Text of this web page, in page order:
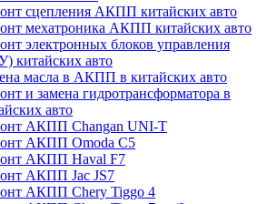
сцепления АКПП китайских авто
мехатроника АКПП китайских авто
электронных блоков управления
китайских авто
масла в АКПП в китайских авто
и замена гидротрансформатора в
авто
АКПП Changan UNI-T
АКПП Omoda C5
АКПП Haval F7
АКПП Jac JS7
АКПП Chery Tiggo 4